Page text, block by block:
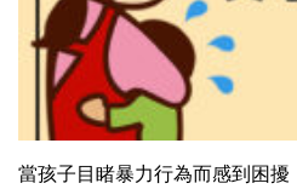
當孩子目睹暴力行為而感到困擾